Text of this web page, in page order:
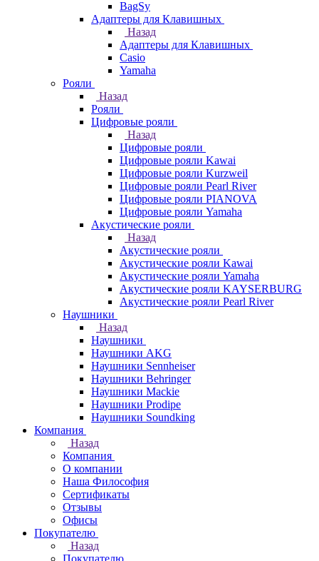
BagSy
Адаптеры для Клавишных
Назад
Адаптеры для Клавишных
Casio
Yamaha
Рояли
Назад
Рояли
Цифровые рояли
Назад
Цифровые рояли
Цифровые рояли Kawai
Цифровые рояли Kurzweil
Цифровые рояли Pearl River
Цифровые рояли PIANOVA
Цифровые рояли Yamaha
Акустические рояли
Назад
Акустические рояли
Акустические рояли Kawai
Акустические рояли Yamaha
Акустические рояли KAYSERBURG
Акустические рояли Pearl River
Наушники
Назад
Наушники
Наушники AKG
Наушники Sennheiser
Наушники Behringer
Наушники Mackie
Наушники Prodipe
Наушники Soundking
Компания
Назад
Компания
О компании
Наша Философия
Сертификаты
Отзывы
Офисы
Покупателю
Назад
Покупателю